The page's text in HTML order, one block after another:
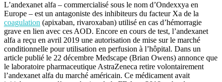
L’andexanet alfa – commercialisé sous le nom d’Ondexxya en
Europe – est un antagoniste des inhibiteurs du facteur Xa de la
coagulation (apixaban, rivaroxaban) utilisé en cas d’hémorragie
grave en lien avec ces AOD. Encore en cours de test, l’andexanet
alfa a reçu en avril 2019 une autorisation de mise sur le marché
conditionnelle pour utilisation en perfusion à l’hôpital. Dans un
article publié le 22 décembre Medscape (Brian Owens) annonce que
le laboratoire pharmaceutique AstraZeneca retire volontairement
l’andexanet alfa du marché américain. Ce médicament avait